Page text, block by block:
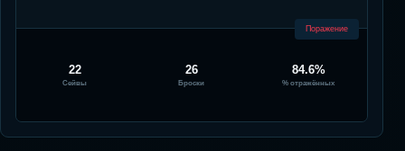
Поражение
22
Сейвы
26
Броски
84.6%
% отражённых